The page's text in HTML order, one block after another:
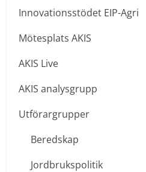
Innovationsstödet EIP-Agri
Mötesplats AKIS
AKIS Live
AKIS analysgrupp
Utförargrupper
Beredskap
Jordbrukspolitik